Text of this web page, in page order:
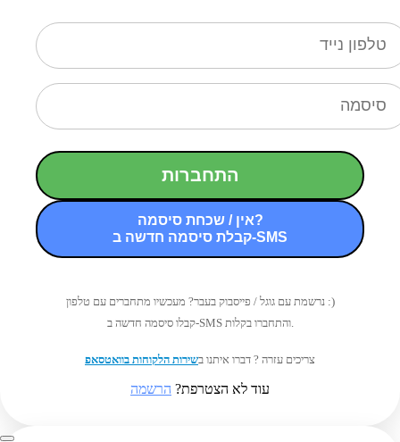
התחברות
אין / שכחת סיסמה?
קבלת סיסמה חדשה ב-SMS
נרשמת עם גוגל / פייסבוק בעבר? מעכשיו מתחברים עם טלפון :)
קבלו סיסמה חדשה ב-SMS והתחברו בקלות.
צריכים עזרה ? דברו איתנו בשירות הלקוחות בוואטסאפ
עוד לא הצטרפת? הרשמה